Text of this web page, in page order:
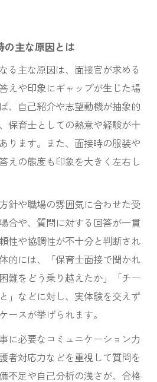
の主な原因とは
る主な原因は、面接官が求める
えや印象にギャップが生じた場
、自己紹介や志望動機が抽象的
保育士としての熱意や経験が十
ります。また、面接時の服装や
えの態度も印象を大きく左右し
針や職場の雰囲気に合わせた受
合や、質問に対する回答が一貫
性や協調性が不十分と判断され
的には、「保育士面接で聞かれ
難をどう乗り越えたか」「チー
」などに対し、実体験を交えず
ースが挙げられます。
に必要なコミュニケーション力
者対応力などを重視して質問を
不足や自己分析の浅さが、合格